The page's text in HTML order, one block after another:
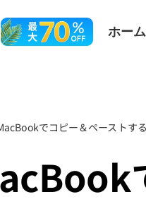
ホーム
でコピー＆ペーストす